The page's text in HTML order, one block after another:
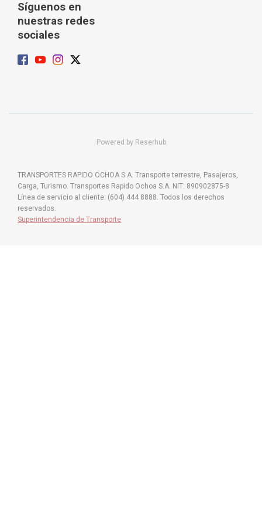
Síguenos en
nuestras redes
sociales
Powered by Reserhub
TRANSPORTES RAPIDO OCHOA S.A. Transporte terrestre, Pasajeros,
Carga, Turismo. Transportes Rapido Ochoa S.A. NIT: 890902875-8
Línea de servicio al cliente: (604) 444 8888. Todos los derechos
reservados.
Superintendencia de Transporte